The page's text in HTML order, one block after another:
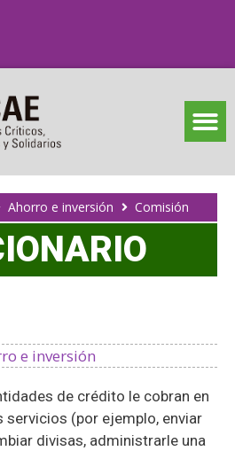
Ahorro e inversión Comisión
e inversión
de crédito le cobran en
servicios (por ejemplo, enviar
divisas, administrarle una